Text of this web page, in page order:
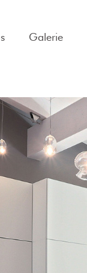
Galerie